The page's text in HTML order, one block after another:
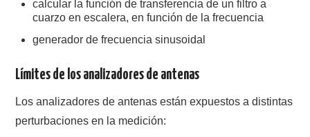
calcular la función de transferencia de un filtro a
cuarzo en escalera, en función de la frecuencia
generador de frecuencia sinusoidal
Límites de los analizadores de antenas
Los analizadores de antenas están expuestos a distintas
perturbaciones en la medición: